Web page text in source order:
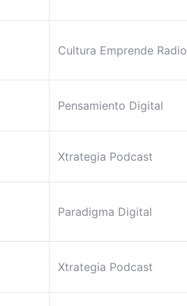
Cultura Emprende Radio
Pensamiento Digital
Xtrategia Podcast
Paradigma Digital
Xtrategia Podcast